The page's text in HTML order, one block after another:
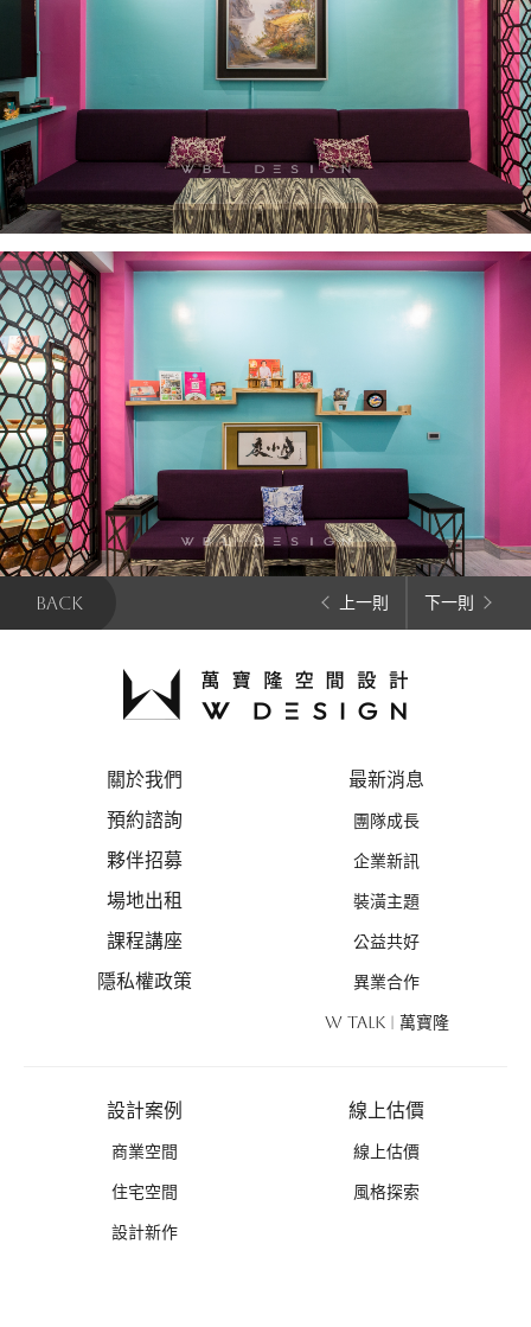
BACK 上一則 下一則
關於我們
預約諮詢
夥伴招募
場地出租
課程講座
隱私權政策
最新消息
團隊成長
企業新訊
裝潢主題
公益共好
異業合作
W TALK | 萬寶隆
設計案例
商業空間
住宅空間
設計新作
線上估價
線上估價
風格探索